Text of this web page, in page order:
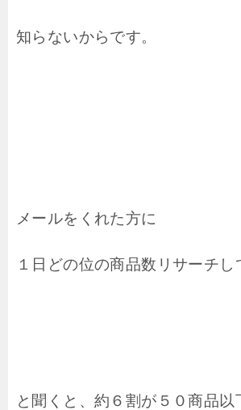
知らないからです。
メールをくれた方に
１日どの位の商品数リサーチし
と聞くと、約６割が５０商品以